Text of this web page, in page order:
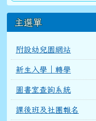
主選單
附設幼兒園網站
新生入學｜轉學
圖書室查詢系統
課後班及社團報名